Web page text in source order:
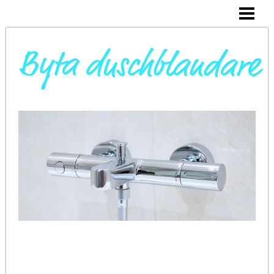
BYTA VARMVATTENBEREDARE
BYTA BLANDARE I HANDFAT